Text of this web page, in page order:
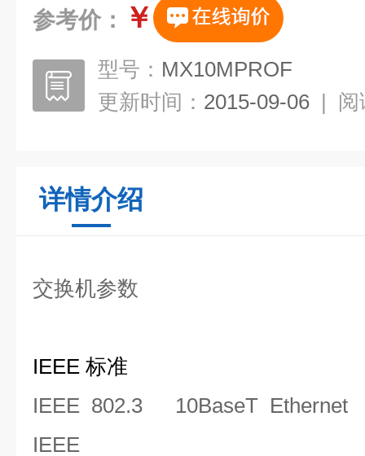
参考价： ￥
型号： MX10MPROF
更新时间： 2015-09-06 | 阅
详情介绍
交换机参数
IEEE 标准
IEEE 802.3
10BaseT Ethernet
IEEE